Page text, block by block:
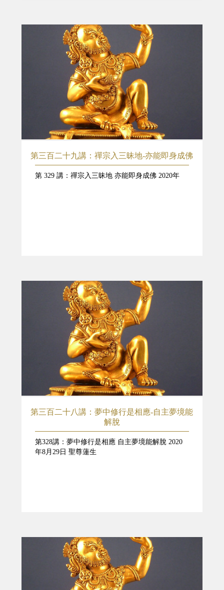
第三百二十九講：禪宗入三昧地-亦能即身成佛
第 329 講：禪宗入三昧地 亦能即身成佛 2020年
第三百二十八講：夢中修行是相應-自主夢境能
解脫
第328講：夢中修行是相應 自主夢境能解脫 2020
年8月29日 聖尊蓮生